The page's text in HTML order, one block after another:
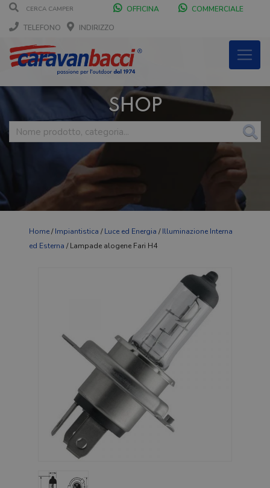
OFFICINA
COMMERCIALE
TELEFONO
INDIRIZZO
SHOP
Home/Impiantistica /Luce ed Energia /Illuminazione Interna
ed Esterna / Lampade alogene Fari H4